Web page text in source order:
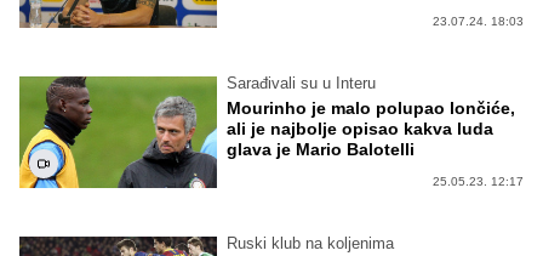
23.07.24. 18:03
Sarađivali su u Interu
Mourinho je malo polupao lončiće,
ali je najbolje opisao kakva luda
glava je Mario Balotelli
25.05.23. 12:17
Ruski klub na koljenima